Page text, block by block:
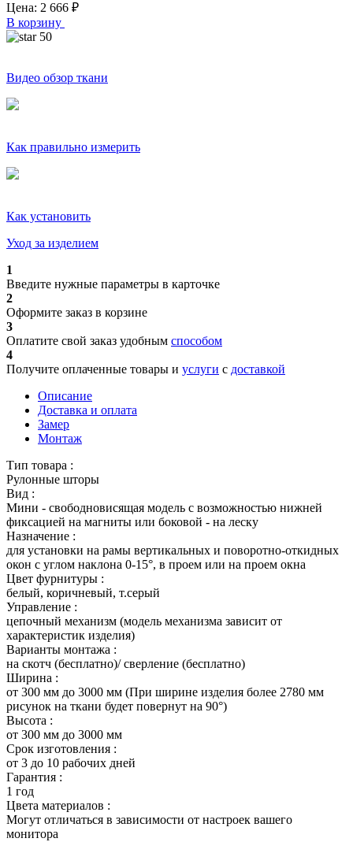
Цена: 2 666 ₽
В корзину
50
Видео обзор ткани
Как правильно измерить
Как установить
Уход за изделием
1
Введите нужные параметры в карточке
2
Оформите заказ в корзине
3
Оплатите свой заказ удобным способом
4
Получите оплаченные товары и услуги с доставкой
Описание
Доставка и оплата
Замер
Монтаж
Тип товара :
Рулонные шторы
Вид :
Мини - свободновисящая модель с возможностью нижней
фиксацией на магниты или боковой - на леску
Назначение :
для установки на рамы вертикальных и поворотно-откидных
окон с углом наклона 0-15°, в проем или на проем окна
Цвет фурнитуры :
белый, коричневый, т.серый
Управление :
цепочный механизм (модель механизма зависит от
характеристик изделия)
Варианты монтажа :
на скотч (бесплатно)/ сверление (бесплатно)
Ширина :
от 300 мм до 3000 мм (При ширине изделия более 2780 мм
рисунок на ткани будет повернут на 90°)
Высота :
от 300 мм до 3000 мм
Срок изготовления :
от 3 до 10 рабочих дней
Гарантия :
1 год
Цвета материалов :
Могут отличаться в зависимости от настроек вашего
монитора